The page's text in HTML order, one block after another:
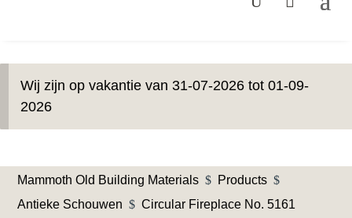
Wij zijn op vakantie van 31-07-2026 tot 01-09-
2026
Mammoth Old Building Materials $ Products $
Antieke Schouwen $ Circular Fireplace No. 5161